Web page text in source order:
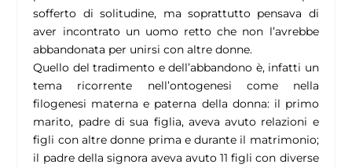
sofferto di solitudine, ma soprattutto pensava di
aver incontrato un uomo retto che non l’avrebbe
abbandonata per unirsi con altre donne.
Quello del tradimento e dell’abbandono è, infatti un
tema ricorrente nell’ontogenesi come nella
filogenesi materna e paterna della donna: il primo
marito, padre di sua figlia, aveva avuto relazioni e
figli con altre donne prima e durante il matrimonio;
il padre della signora aveva avuto 11 figli con diverse